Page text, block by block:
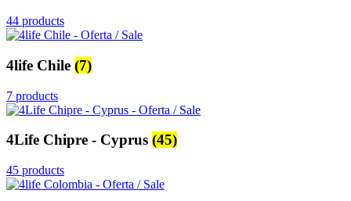
44 products
4life Chile (7)
7 products
4Life Chipre - Cyprus (45)
45 products